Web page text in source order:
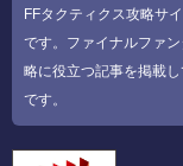
FFタクティクス攻略サ
です。ファイナルファ
略に役立つ記事を掲載
です。